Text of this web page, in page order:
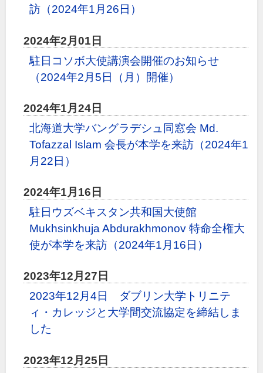
訪（2024年1月26日）
2024年2月01日
駐日コソボ大使講演会開催のお知らせ
（2024年2月5日（月）開催）
2024年1月24日
北海道大学バングラデシュ同窓会 Md.
Tofazzal Islam 会長が本学を来訪（2024年1
月22日）
2024年1月16日
駐日ウズベキスタン共和国大使館
Mukhsinkhuja Abdurakhmonov 特命全権大
使が本学を来訪（2024年1月16日）
2023年12月27日
2023年12月4日 ダブリン大学トリニテ
ィ・カレッジと大学間交流協定を締結しま
した
2023年12月25日